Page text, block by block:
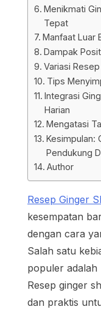
Menikmati
Tepat
Manfaat Luar
Dampak
Variasi
Tips
Integrasi
Harian
Mengatasi
Kesimpulan:
Pendukung
Author
Resep Ginger
kesempatan
dengan cara
Salah satu
populer adalah
Resep ginger
dan praktis